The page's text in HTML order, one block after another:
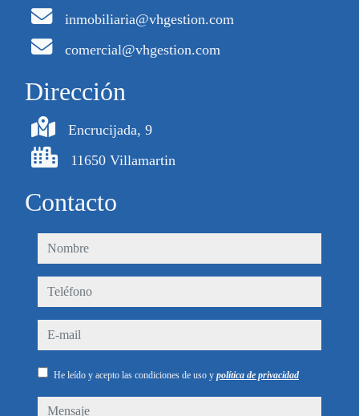
inmobiliaria@vhgestion.com
comercial@vhgestion.com
Dirección
Encrucijada, 9
11650 Villamartin
Contacto
nombre
teléfono
e-mail
He leído y acepto las condiciones de uso y política de privacidad
mensaje